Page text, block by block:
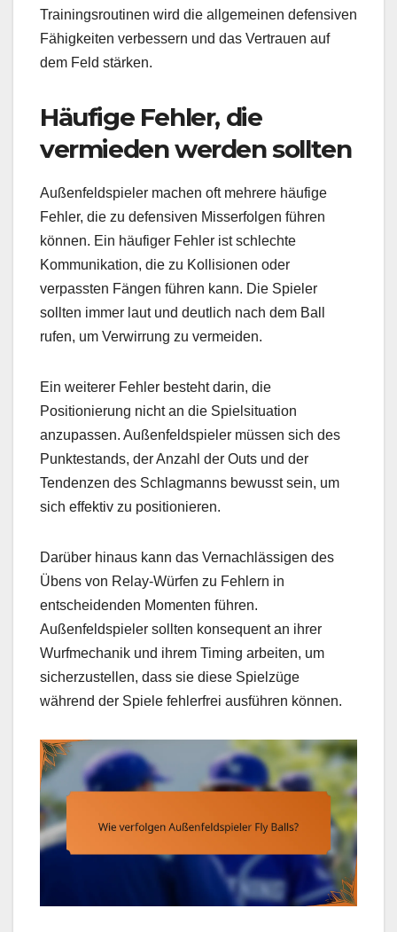
Trainingsroutinen wird die allgemeinen defensiven
Fähigkeiten verbessern und das Vertrauen auf
dem Feld stärken.
Häufige Fehler, die
vermieden werden sollten
Außenfeldspieler machen oft mehrere häufige
Fehler, die zu defensiven Misserfolgen führen
können. Ein häufiger Fehler ist schlechte
Kommunikation, die zu Kollisionen oder
verpassten Fängen führen kann. Die Spieler
sollten immer laut und deutlich nach dem Ball
rufen, um Verwirrung zu vermeiden.
Ein weiterer Fehler besteht darin, die
Positionierung nicht an die Spielsituation
anzupassen. Außenfeldspieler müssen sich des
Punktestands, der Anzahl der Outs und der
Tendenzen des Schlagmanns bewusst sein, um
sich effektiv zu positionieren.
Darüber hinaus kann das Vernachlässigen des
Übens von Relay-Würfen zu Fehlern in
entscheidenden Momenten führen.
Außenfeldspieler sollten konsequent an ihrer
Wurfmechanik und ihrem Timing arbeiten, um
sicherzustellen, dass sie diese Spielzüge
während der Spiele fehlerfrei ausführen können.